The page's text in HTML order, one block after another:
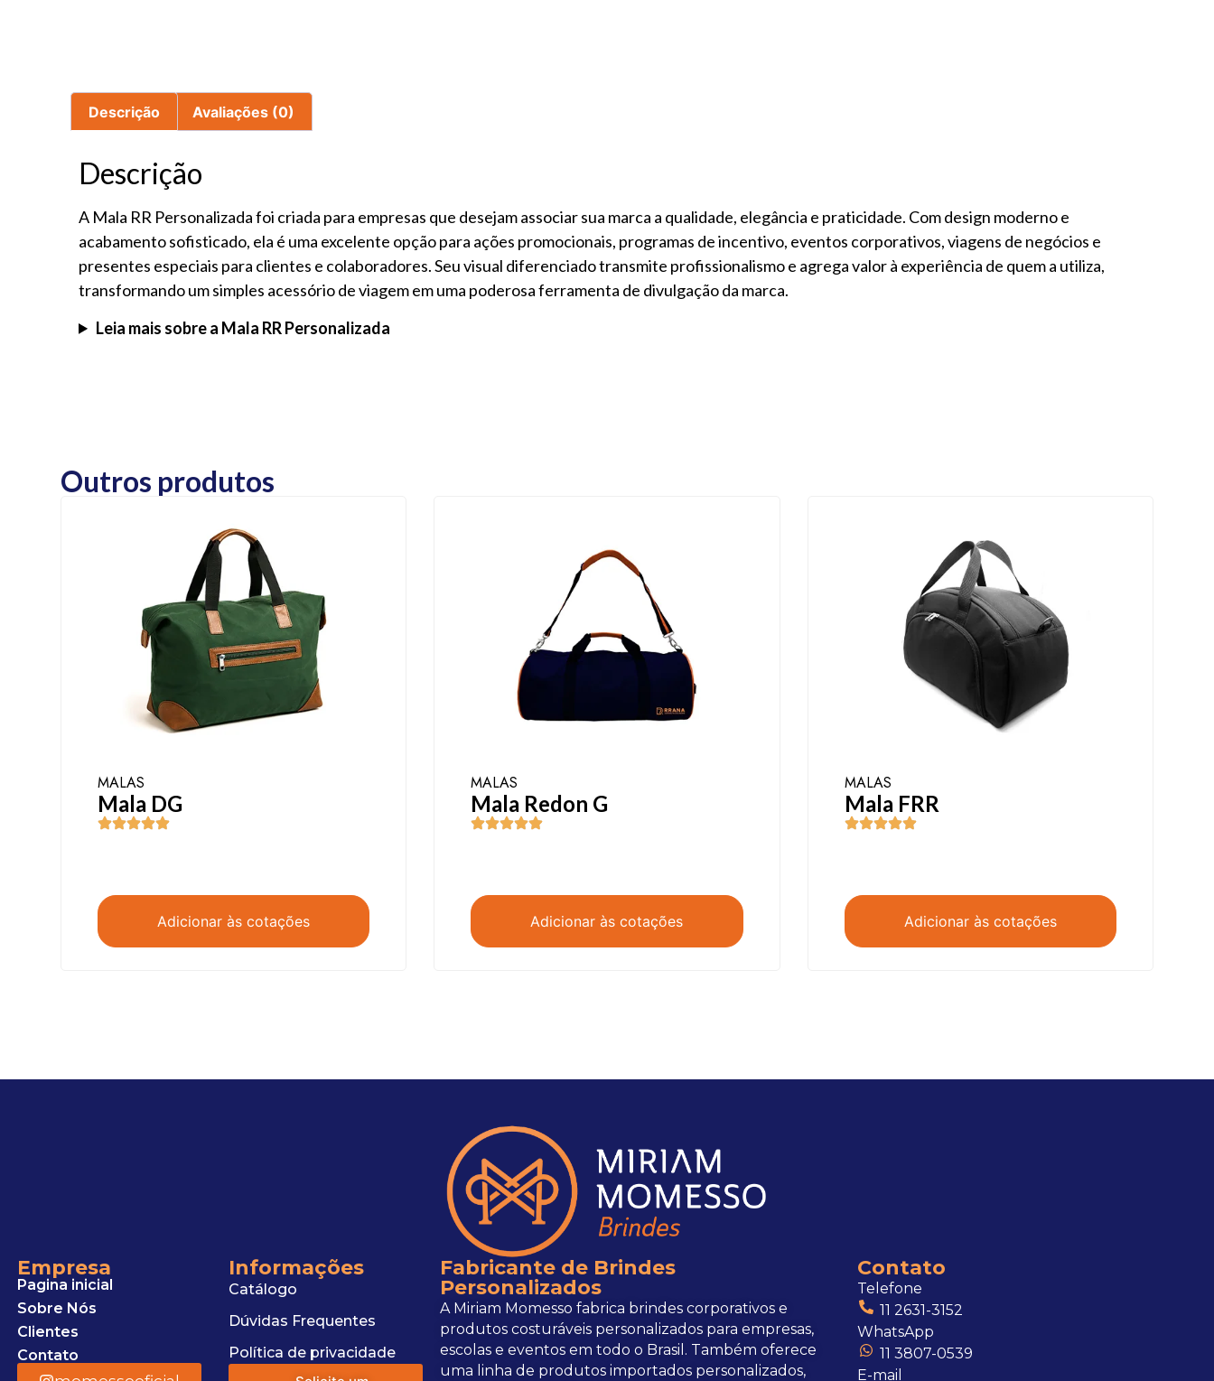
Descrição Avaliações (0)
Descrição
A Mala RR Personalizada foi criada para empresas que desejam associar sua marca a qualidade, elegância e praticidade. Com design moderno e
acabamento sofisticado, ela é uma excelente opção para ações promocionais, programas de incentivo, eventos corporativos, viagens de negócios e
presentes especiais para clientes e colaboradores. Seu visual diferenciado transmite profissionalismo e agrega valor à experiência de quem a utiliza,
transformando um simples acessório de viagem em uma poderosa ferramenta de divulgação da marca.
Leia mais sobre a Mala RR Personalizada
Outros produtos
MALAS
Mala DG
Adicionar às cotações
MALAS
Mala Redon G
Adicionar às cotações
MALAS
Mala FRR
Adicionar às cotações
Empresa
Pagina inicial
Sobre Nós
Clientes
Contato
Informações
Catálogo
Dúvidas Frequentes
Política de privacidade
Fabricante de Brindes
Personalizados
A Miriam Momesso fabrica brindes corporativos e
produtos costuráveis personalizados para empresas,
escolas e eventos em todo o Brasil. Também oferece
uma linha de produtos importados personalizados,
Contato
Telefone
11 2631-3152
WhatsApp
11 3807-0539
E-mail